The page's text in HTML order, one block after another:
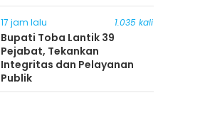
17 jam lalu 1.035 kali
Bupati Toba Lantik 39
Pejabat, Tekankan
Integritas dan Pelayanan
Publik